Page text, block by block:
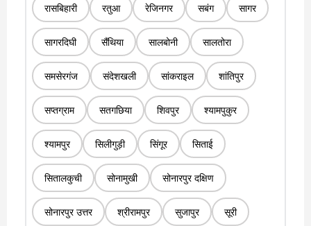
रासबिहारी रतुआ रेजिनगर सबंग सागर
सागरदिघी सैंथिया सालबोनी सालतोरा
समसेरगंज संदेशखली सांकराइल शांतिपुर
सप्तग्राम सतगछिया शिवपुर श्यामपुकुर
श्यामपुर सिलीगुड़ी सिंगूर सिताई
सितालकुची सोनामुखी सोनारपुर दक्षिण
सोनारपुर उत्तर श्रीरामपुर सुजापुर सूरी